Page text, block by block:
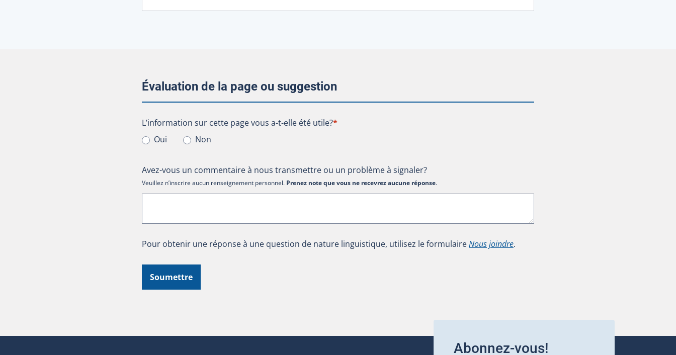
Évaluation de la page ou suggestion
L’information sur cette page vous a-t-elle été utile?
L’information sur cette page vous a-t-elle été utile?*
Oui
Non
Avez-vous un commentaire à nous transmettre ou un problème à signaler?
Veuillez n’inscrire aucun renseignement personnel. Prenez note que vous ne recevrez aucune réponse.
Pour obtenir une réponse à une question de nature linguistique, utilisez le formulaireNous joindre.
Soumettre
Abonnez-vous!